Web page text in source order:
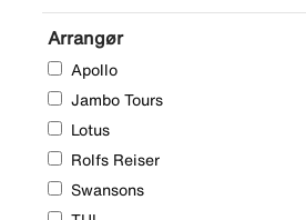
Arrangør
Apollo
Jambo Tours
Lotus
Rolfs Reiser
Swansons